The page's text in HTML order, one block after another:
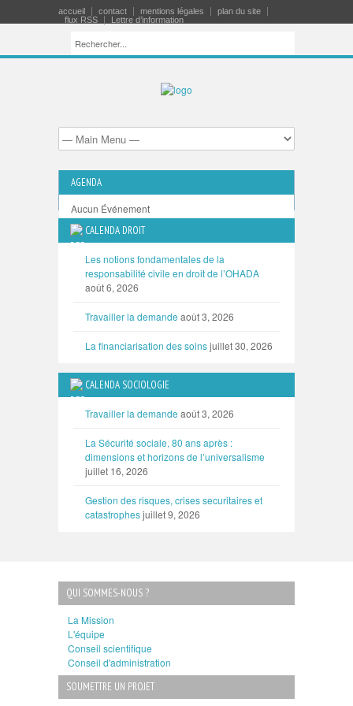
accueil contact mentions légales
plan du site
flux RSS
Lettre d’information
AGENDA
Aucun Événement
TOUTES LES MANIFESTATIONS
CALENDA DROIT
Les notions fondamentales de la
responsabilité civile en droit de l’OHADA
août 6, 2026
Travailler la demande août 3, 2026
La financiarisation des soinsjuillet 30, 2026
CALENDA SOCIOLOGIE
Travailler la demande août 3, 2026
La Sécurité sociale, 80 ans après :
dimensions et horizons de l’universalisme
juillet 16, 2026
Gestion des risques, crises securitaires et
catastrophesjuillet 9, 2026
QUI SOMMES-NOUS ?
La Mission
L'équipe
Conseil scientifique
Conseil d'administration
SOUMETTRE UN PROJET